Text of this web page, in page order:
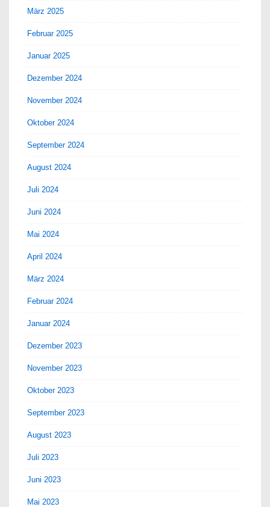
März 2025
Februar 2025
Januar 2025
Dezember 2024
November 2024
Oktober 2024
September 2024
August 2024
Juli 2024
Juni 2024
Mai 2024
April 2024
März 2024
Februar 2024
Januar 2024
Dezember 2023
November 2023
Oktober 2023
September 2023
August 2023
Juli 2023
Juni 2023
Mai 2023